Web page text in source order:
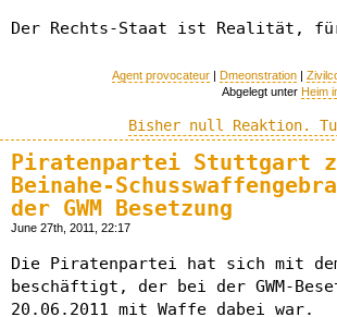
Der Rechts-Staat ist Realität,
Agent provocateur | Dmeonstration |
Abgelegt unter Heim
Bisher null Reaktion.
Piratenpartei Stuttgart
Beinahe-
der GWM Besetzung
June 27th, 2011, 22:17
Die Piratenpartei hat sich mit
beschäftigt, der bei der GWM-
20.06.2011 mit Waffe dabei war.